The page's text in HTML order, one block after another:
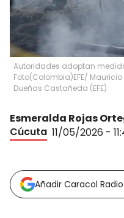
Autoridades adoptan
Foto(Colombia)EFE/
Dueñas Castañeda (EFE)
Esmeralda Rojas
Cúcuta 11/05/2026 -
Añadir Caracol